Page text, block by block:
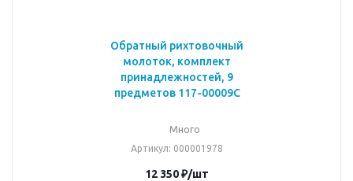
Обратный рихтовочный
молоток, комплект
принадлежностей, 9
предметов 117-00009C
Много
Артикул: 000001978
12 350₽/шт